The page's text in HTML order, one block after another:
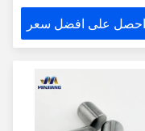
احصل على افضل سعر